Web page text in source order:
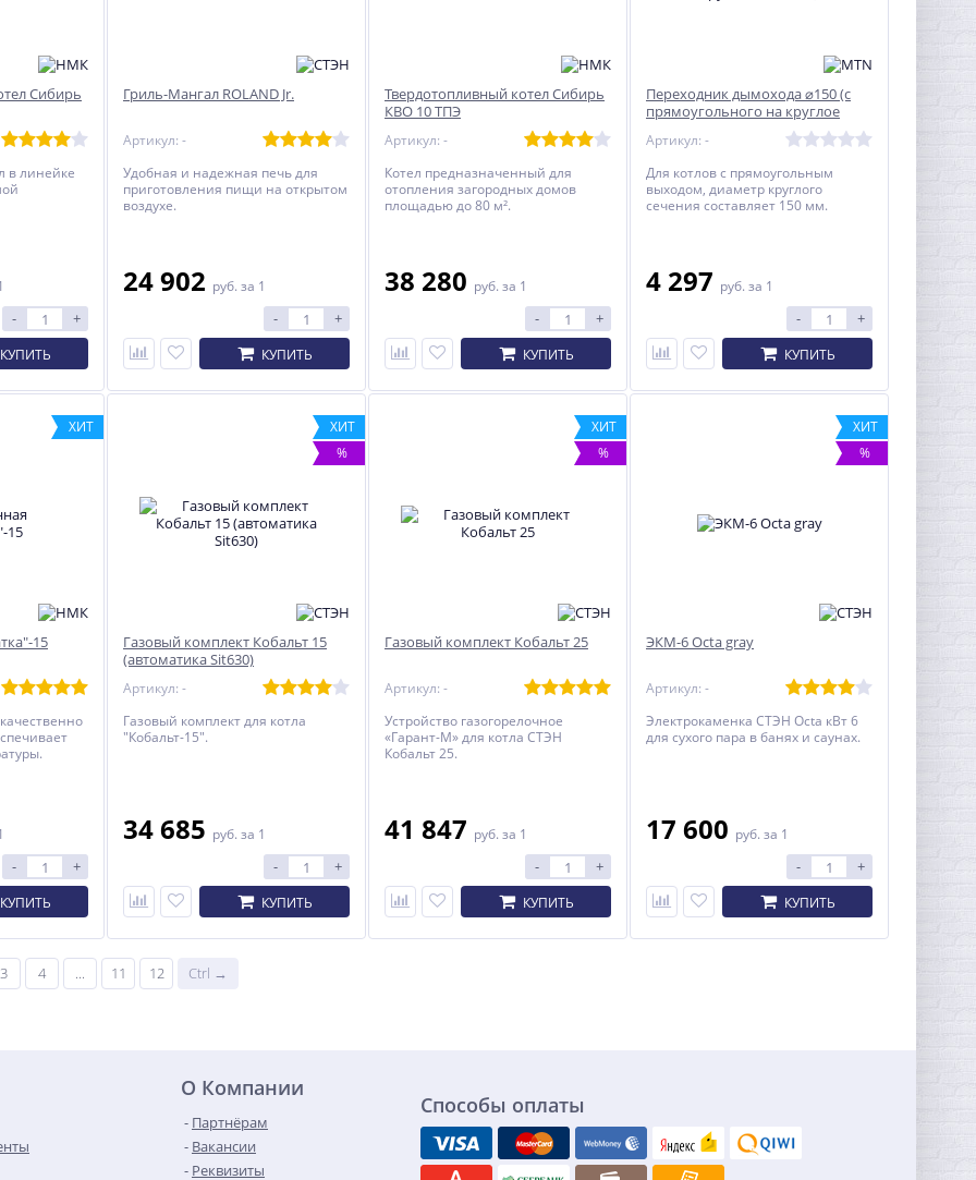
Сибирь
в линейке
- +
КУПИТЬ
Гриль-Мангал ROLAND Jr.
Артикул: -
Удобная и надежная печь для
приготовления пищи на открытом
воздухе.
24 902 руб. за 1
- +
КУПИТЬ
Твердотопливный котел Сибирь
КВО 10 ТПЭ
Артикул: -
Котел предназначенный для
отопления загородных домов
площадью до 80 м².
38 280 руб. за 1
- +
КУПИТЬ
Переходник дымохода ⌀150 (с
прямоугольного на круглое
Артикул: -
Для котлов с прямоугольным
выходом, диаметр круглого
сечения составляет 150 мм.
4 297 руб. за 1
- +
КУПИТЬ
ХИТ
15
- +
КУПИТЬ
ХИТ
%
Газовый комплект Кобальт 15
(автоматика Sit630)
Артикул: -
Газовый комплект для котла
"Кобальт-15".
34 685 руб. за 1
- +
КУПИТЬ
ХИТ
%
Газовый комплект Кобальт 25
Артикул: -
Устройство газогорелочное
«Гарант-М» для котла СТЭН
Кобальт 25.
41 847 руб. за 1
- +
КУПИТЬ
ХИТ
%
ЭКМ-6 Octa gray
Артикул: -
Электрокаменка СТЭН Octa кВт 6
для сухого пара в банях и саунах.
17 600 руб. за 1
- +
КУПИТЬ
3 4 ... 11 12 Ctrl →
О Компании
Партнёрам
Вакансии
Реквизиты
Способы оплаты